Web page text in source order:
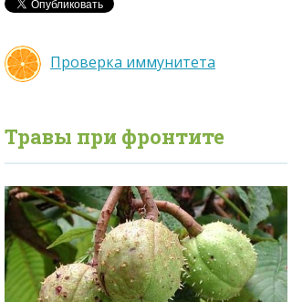
Проверка иммунитета
Травы при фронтите